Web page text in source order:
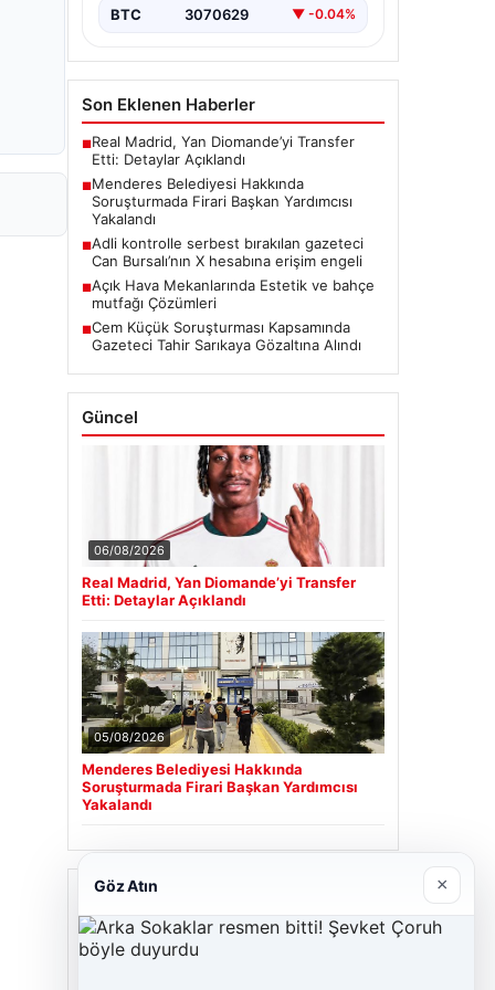
BTC 3070629 ▼ -0.04%
Son Eklenen Haberler
■Real Madrid, Yan Diomande’yi Transfer
Etti: Detaylar Açıklandı
■Menderes Belediyesi Hakkında
Soruşturmada Firari Başkan Yardımcısı
Yakalandı
■Adli kontrolle serbest bırakılan gazeteci
Can Bursalı’nın X hesabına erişim engeli
■Açık Hava Mekanlarında Estetik ve bahçe
mutfağı Çözümleri
■Cem Küçük Soruşturması Kapsamında
Gazeteci Tahir Sarıkaya Gözaltına Alındı
Güncel
06/08/2026
Real Madrid, Yan Diomande’yi Transfer
Etti: Detaylar Açıklandı
05/08/2026
Menderes Belediyesi Hakkında
Soruşturmada Firari Başkan Yardımcısı
Yakalandı
Son Eklenen Firmalar
Cengiz Sigorta
Göz Atın ×